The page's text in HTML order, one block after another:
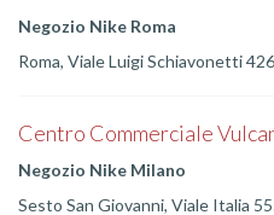
Negozio Nike Roma
Roma, Viale Luigi Schiavonetti
Centro Commerciale
Negozio Nike Milano
Sesto San Giovanni, Viale Italia